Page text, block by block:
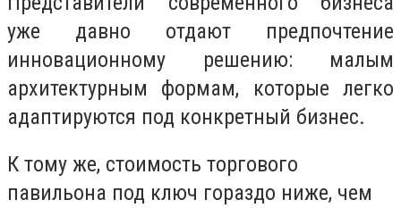
уже давно отдают предпочтение
инновационному решению: малым
архитектурным формам, которые легко
адаптируются под конкретный бизнес.
К тому же, стоимость торгового
павильона под ключ гораздо ниже, чем